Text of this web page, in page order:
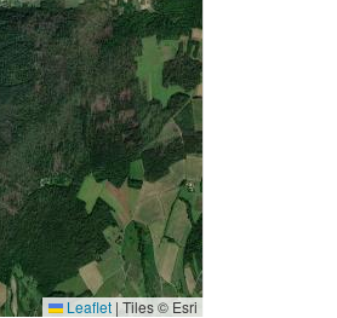
Leaflet |Tiles © Esri